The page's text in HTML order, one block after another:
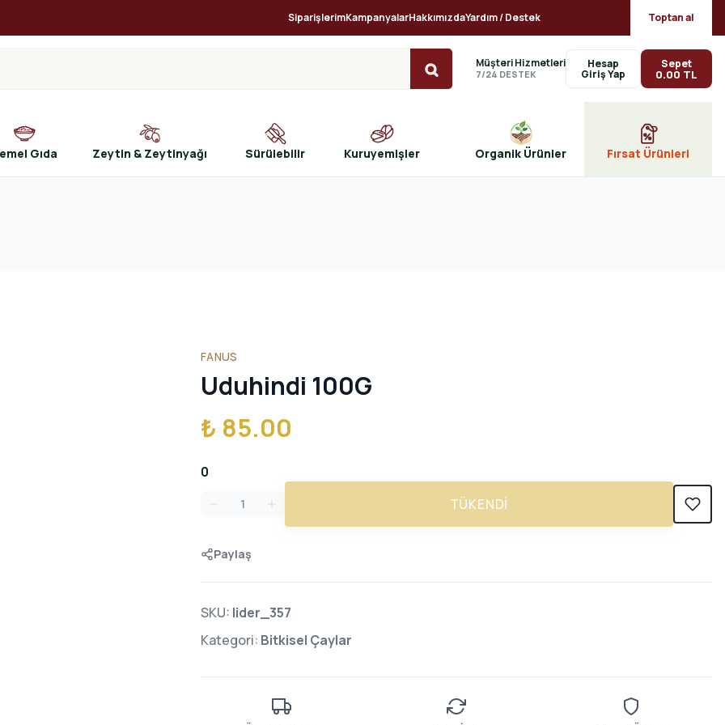
SiparişlerimKampanyalarHakkımızdaYardım / Destek Toptan al
Müşteri Hizmetleri
7/24 DESTEK
Hesap Sepet
0.00 TL
Gıda Zeytin & Zeytinyağı Sürülebilir Kuruyemişler Organik Ürünler Fırsat Ürünleri
FANUS
Uduhindi 100G
₺ 85.00
0
TÜKENDI
Paylaş
SKU: lider_357
Kategori: Bitkisel Çaylar